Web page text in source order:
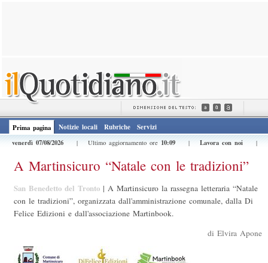
Prima pagina Notizie locali Rubriche
Servizi
venerdì 07/08/2026
| Ultimo aggiornamento ore 10:09 | Lavora con noi |
A Martinsicuro “Natale con le tradizioni”
San Benedetto del Tronto | A Martinsicuro la rassegna letteraria “Natale
con le tradizioni”, organizzata dall'amministrazione comunale, dalla Di
Felice Edizioni e dall'associazione Martinbook.
di Elvira Apone